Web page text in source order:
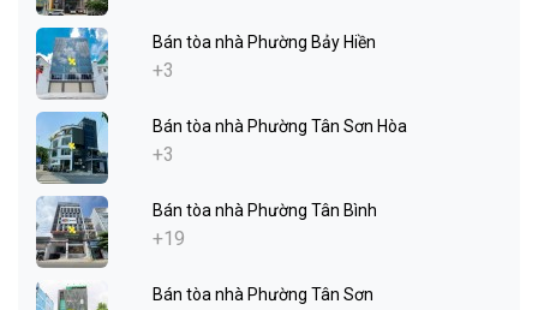
Bán tòa nhà Phường Bảy Hiền
+3
Bán tòa nhà Phường Tân Sơn Hòa
+3
Bán tòa nhà Phường Tân Bình
+19
Bán tòa nhà Phường Tân Sơn